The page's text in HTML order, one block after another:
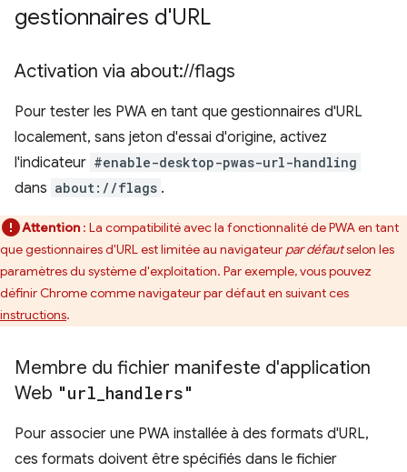
gestionnaires d'URL
Activation via about://flags
Pour tester les PWA en tant que gestionnaires d'URL
localement, sans jeton d'essai d'origine, activez
l'indicateur #enable-desktop-pwas-url-handling
dans about://flags .
Attention : La compatibilité avec la fonctionnalité de PWA en tant
que gestionnaires d'URL est limitée au navigateur par défautselon les
paramètres du système d'exploitation. Par exemple, vous pouvez
définir Chrome comme navigateur par défaut en suivant ces
instructions.
Membre du fichier manifeste d'application
Web "url handlers"
Pour associer une PWA installée à des formats d'URL,
ces formats doivent être spécifiés dans le fichier